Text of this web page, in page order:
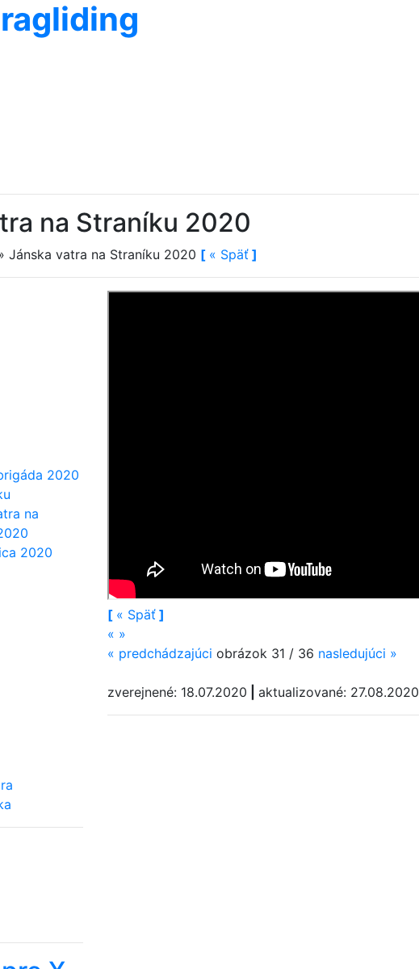
na Straníku 2020
Jánska vatra na Straníku 2020 [ « Späť ]
[ « Späť ]
« »
« predchádzajúci obrázok 31 / 36 nasledujúci »
zverejnené: 18.07.2020 aktualizované: 27.08.2020
2020
na
2020